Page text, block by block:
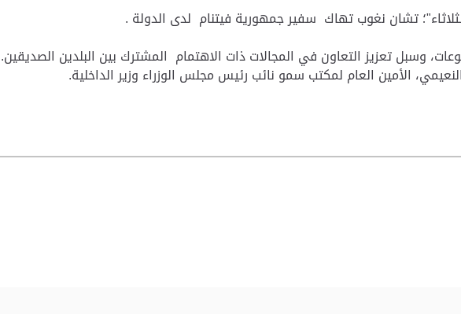
تشان نغوب تهاك سفير جمهورية فيتنام لدى الدولة .
وسبل تعزيز التعاون في المجالات ذات الاهتمام المشترك بين البلدين الصديقين.
الأمين العام لمكتب سمو نائب رئيس مجلس الوزراء وزير الداخلية.